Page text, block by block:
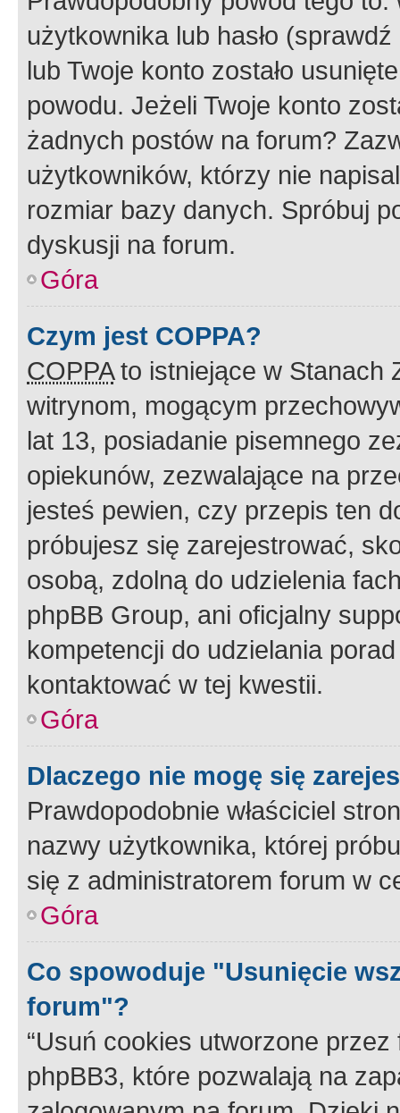
użytkownika lub hasło
lub Twoje konto zostało
powodu. Jeżeli Twoje konto
żadnych postów na forum?
użytkowników, którzy nie
rozmiar bazy danych. Spróbuj
dyskusji na forum.
Góra
Czym jest COPPA?
COPPAto istniejące w Stanach
witrynom, mogącym
lat 13, posiadanie pisemnego
opiekunów, zezwalające na
jesteś pewien, czy przepis ten
próbujesz się zarejestrować,
osobą, zdolną do udzielenia
phpBB Group, ani oficjalny
kompetencji do udzielania
kontaktować w tej kwestii.
Góra
Dlaczego nie mogę się
Prawdopodobnie właściciel
nazwy użytkownika, której
się z administratorem forum w
Góra
Co spowoduje "Usunięcie
forum"?
“Usuń cookies utworzone
phpBB3, które pozwalają na